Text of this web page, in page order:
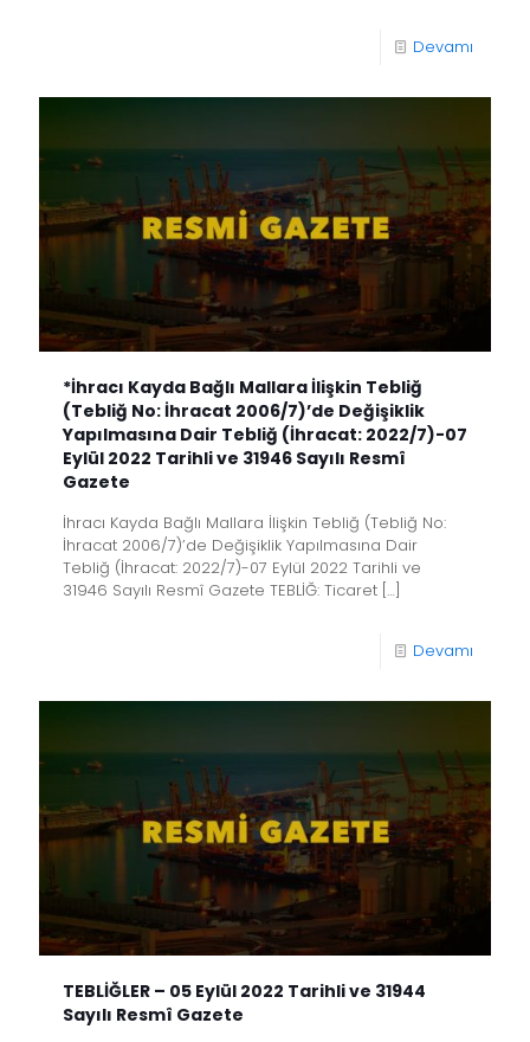
Devamı
*İhracı Kayda Bağlı Mallara İlişkin Tebliğ
(Tebliğ No: İhracat 2006/7)’de Değişiklik
Yapılmasına Dair Tebliğ (İhracat: 2022/7)-07
Eylül 2022 Tarihli ve 31946 Sayılı Resmî
Gazete
İhracı Kayda Bağlı Mallara İlişkin Tebliğ (Tebliğ No:
İhracat 2006/7)’de Değişiklik Yapılmasına Dair
Tebliğ (İhracat: 2022/7)-07 Eylül 2022 Tarihli ve
31946 Sayılı Resmî Gazete TEBLİĞ: Ticaret […]
Devamı
TEBLİĞLER – 05 Eylül 2022 Tarihli ve 31944
Sayılı Resmî Gazete